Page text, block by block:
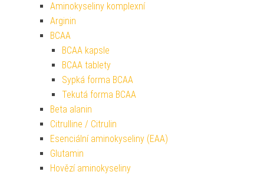
Aminokyseliny komplexní
Arginin
BCAA
BCAA kapsle
BCAA tablety
Sypká forma BCAA
Tekutá forma BCAA
Beta alanin
Citrulline / Citrulin
Esenciální aminokyseliny (EAA)
Glutamin
Hovězí aminokyseliny